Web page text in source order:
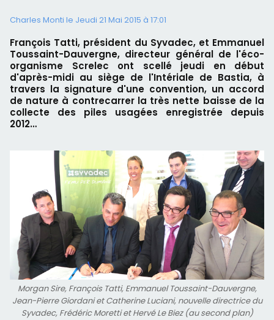
Charles Monti le Jeudi 21 Mai 2015 à 17:01
François Tatti, président du Syvadec, et Emmanuel
Toussaint-Dauvergne, directeur général de l'éco-
organisme Screlec ont scellé jeudi en début
d'après-midi au siège de l'Intériale de Bastia, à
travers la signature d'une convention, un accord
de nature à contrecarrer la très nette baisse de la
collecte des piles usagées enregistrée depuis
2012…
Morgan Sire, François Tatti, Emmanuel Toussaint-Dauvergne,
Jean-Pierre Giordani et Catherine Luciani, nouvelle directrice du
Syvadec, Frédéric Moretti et Hervé Le Biez (au second plan)